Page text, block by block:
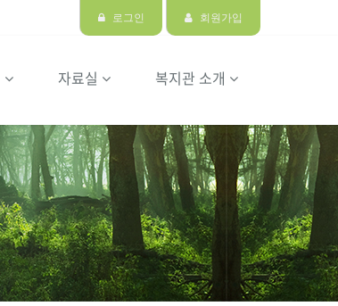
로그인 회원가입
자료실 복지관 소개